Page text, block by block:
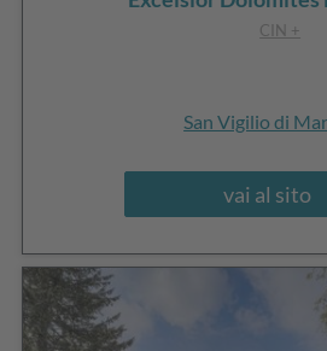
CIN +
San Vigilio di
vai al sito